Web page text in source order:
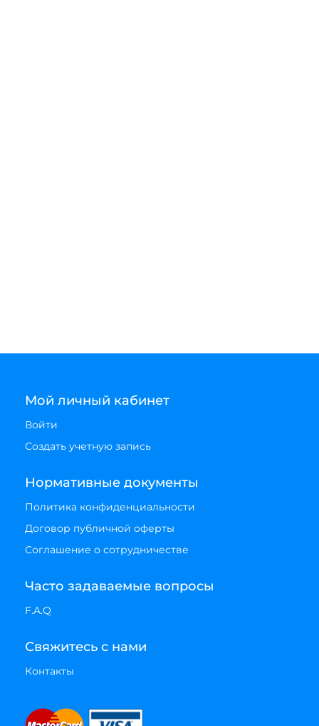
Мой личный кабинет
Войти
Создать учетную запись
Нормативные документы
Политика конфиденциальности
Договор публичной оферты
Соглашение о сотрудничестве
Часто задаваемые вопросы
F.A.Q
Свяжитесь с нами
Контакты